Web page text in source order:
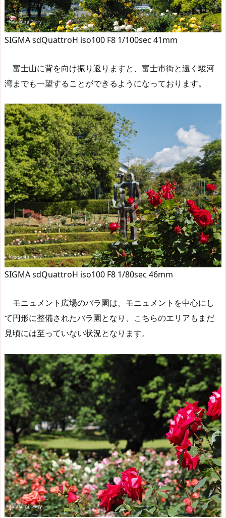
SIGMA sdQuattroH iso100 F8 1/100sec 41mm
富士山に背を向け振り返りますと、富士市街と遠く駿河
湾までも一望することができるようになっております。
SIGMA sdQuattroH iso100 F8 1/80sec 46mm
モニュメント広場のバラ園は、モニュメントを中心にし
て円形に整備されたバラ園となり、こちらのエリアもまだ
見頃には至っていない状況となります。